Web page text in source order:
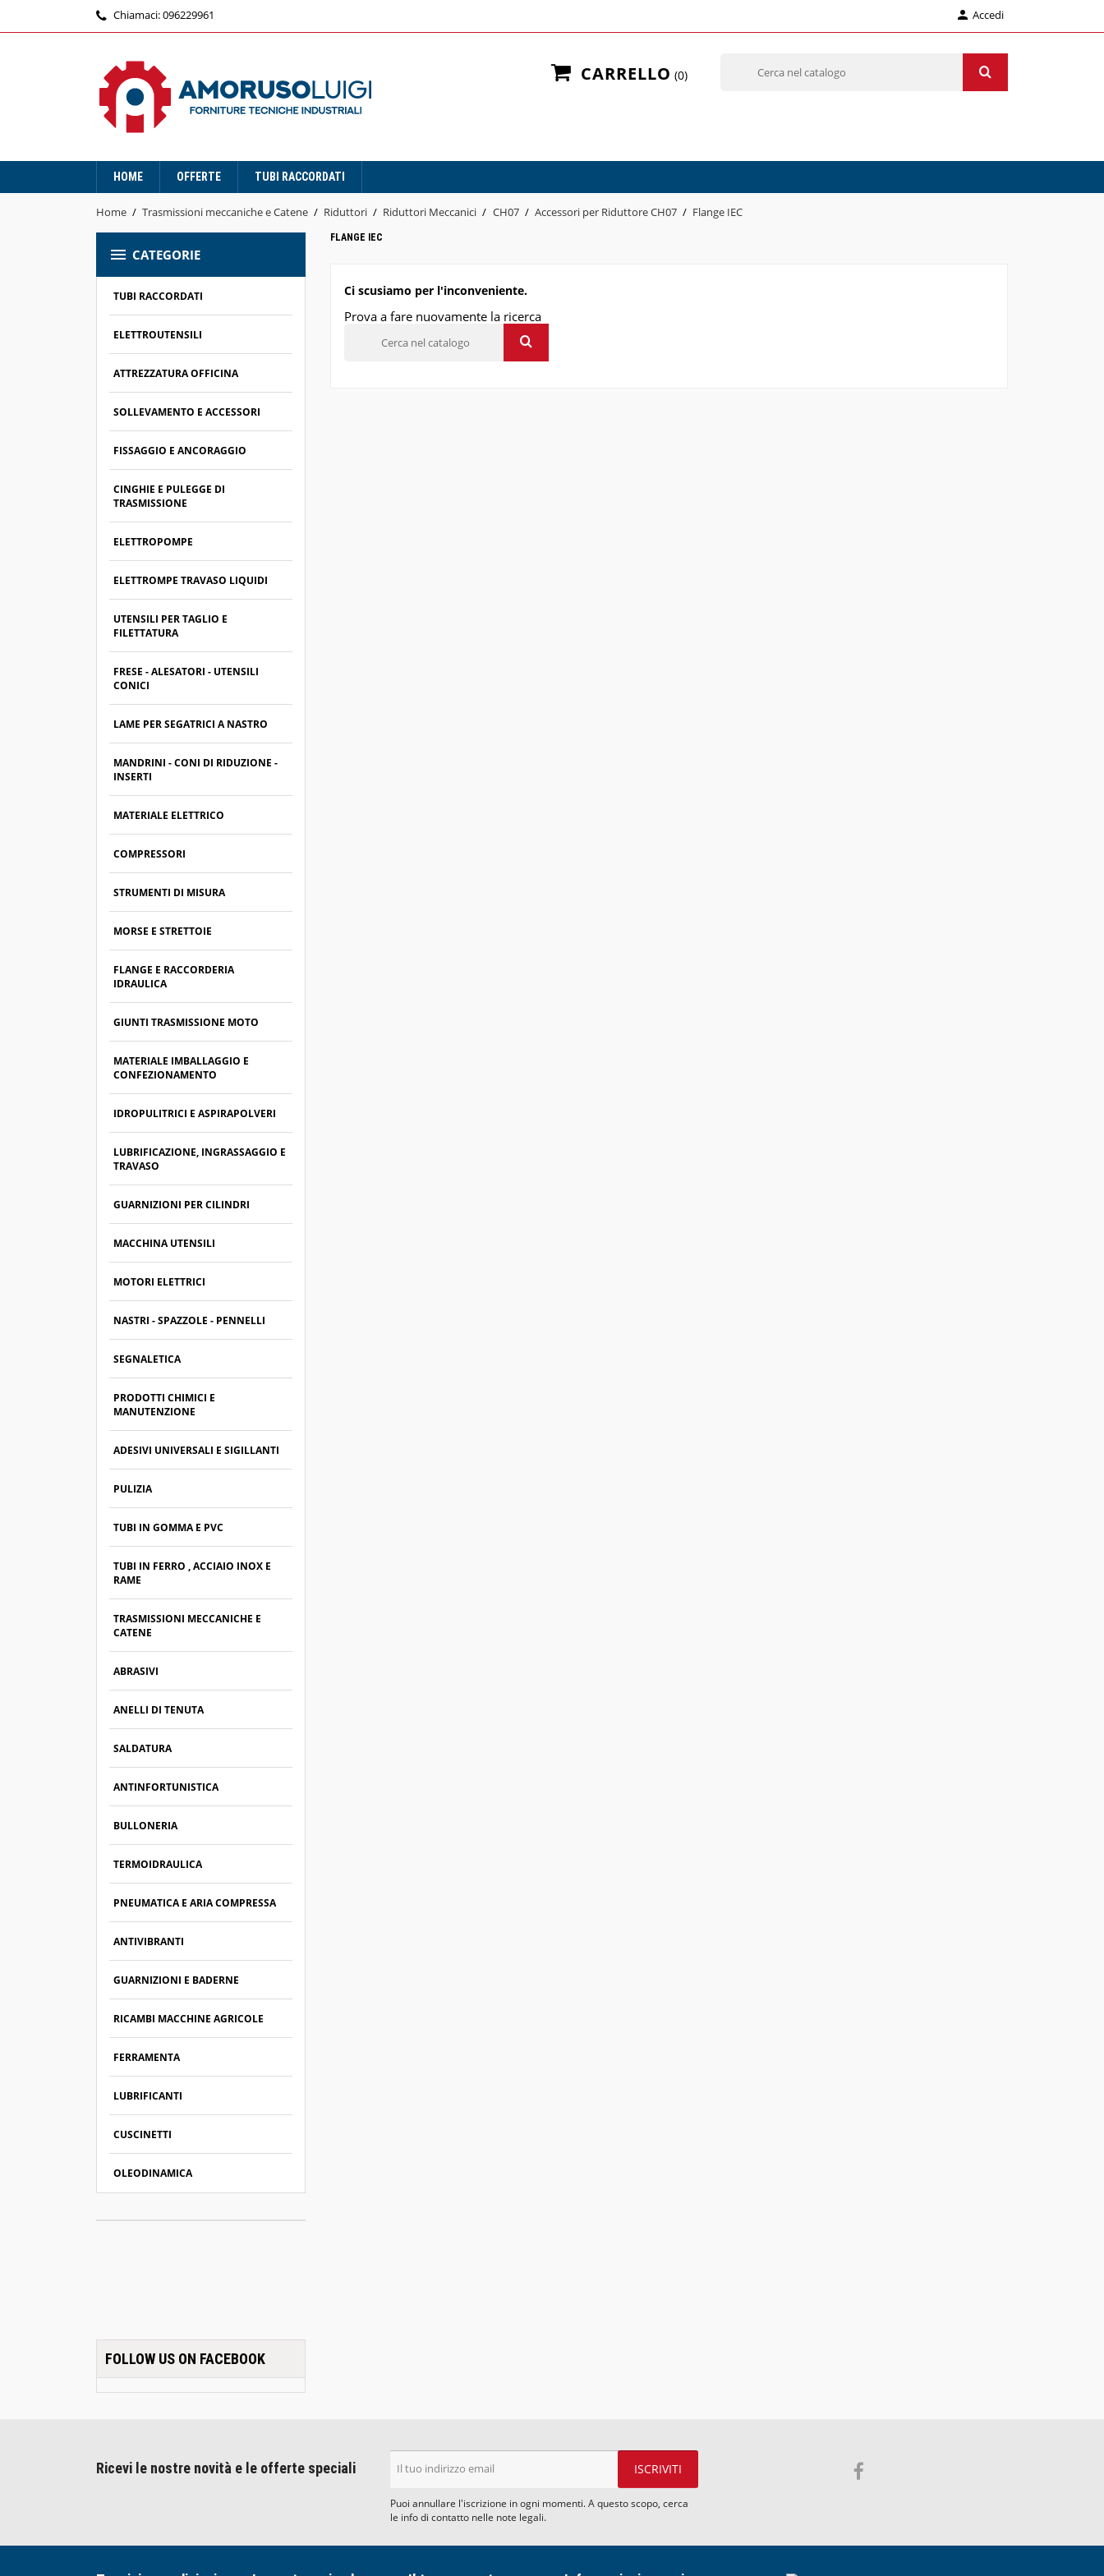
Chiamaci:096229961  Accedi
CARRELLO 0
HOME OFFERTE TUBI RACCORDATI
Home Trasmissioni meccaniche e Catene Riduttori Riduttori Meccanici CH07 Accessori per Riduttore CH07 Flange IEC
 CATEGORIE
TUBI RACCORDATI
ELETTROUTENSILI
ATTREZZATURA OFFICINA
SOLLEVAMENTO E ACCESSORI
FISSAGGIO E ANCORAGGIO
CINGHIE E PULEGGE DI
TRASMISSIONE
ELETTROPOMPE
ELETTROMPE TRAVASO LIQUIDI
UTENSILI PER TAGLIO E
FILETTATURA
FRESE - ALESATORI - UTENSILI
CONICI
LAME PER SEGATRICI A NASTRO
MANDRINI - CONI DI RIDUZIONE -
INSERTI
MATERIALE ELETTRICO
COMPRESSORI
STRUMENTI DI MISURA
MORSE E STRETTOIE
FLANGE E RACCORDERIA
IDRAULICA
GIUNTI TRASMISSIONE MOTO
MATERIALE IMBALLAGGIO E
CONFEZIONAMENTO
IDROPULITRICI E ASPIRAPOLVERI
LUBRIFICAZIONE, INGRASSAGGIO E
TRAVASO
GUARNIZIONI PER CILINDRI
MACCHINA UTENSILI
MOTORI ELETTRICI
NASTRI - SPAZZOLE - PENNELLI
SEGNALETICA
PRODOTTI CHIMICI E
MANUTENZIONE
ADESIVI UNIVERSALI E SIGILLANTI
PULIZIA
TUBI IN GOMMA E PVC
TUBI IN FERRO , ACCIAIO INOX E
RAME
TRASMISSIONI MECCANICHE E
CATENE
ABRASIVI
ANELLI DI TENUTA
SALDATURA
ANTINFORTUNISTICA
BULLONERIA
TERMOIDRAULICA
PNEUMATICA E ARIA COMPRESSA
ANTIVIBRANTI
GUARNIZIONI E BADERNE
RICAMBI MACCHINE AGRICOLE
FERRAMENTA
LUBRIFICANTI
CUSCINETTI
OLEODINAMICA
FOLLOW US ON FACEBOOK
FLANGE IEC
Ci scusiamo per l'inconveniente.
Prova a fare nuovamente la ricerca
Ricevi le nostre novità e le offerte speciali
Puoi annullare l'iscrizione in ogni momenti. A questo scopo, cerca
le info di contatto nelle note legali.